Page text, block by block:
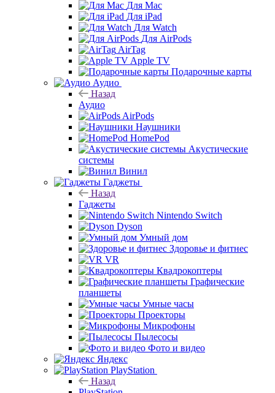
Для Mac
Для iPad
Для Watch
Для AirPods
AirTag
Apple TV
Подарочные карты
Аудио
Назад
Аудио
AirPods
Наушники
HomePod
Акустические
системы
Винил
Гаджеты
Назад
Гаджеты
Nintendo Switch
Dyson
Умный дом
Здоровье и фитнес
VR
Квадрокоптеры
Графические
планшеты
Умные часы
Проекторы
Микрофоны
Пылесосы
Фото и видео
Яндекс
PlayStation
Назад